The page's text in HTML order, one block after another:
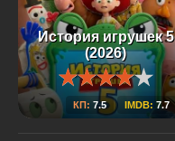
История игрушек 5
(2026)
КП: 7.5 IMDB: 7.7